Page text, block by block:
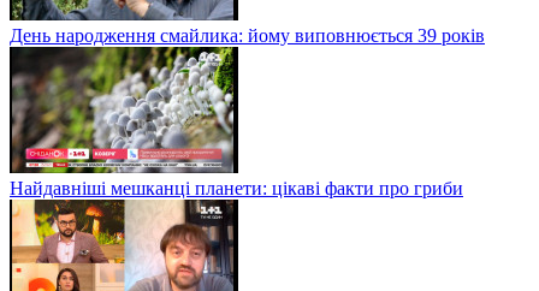
День народження смайлика: йому виповнюється 39 років
Найдавніші мешканці планети: цікаві факти про гриби